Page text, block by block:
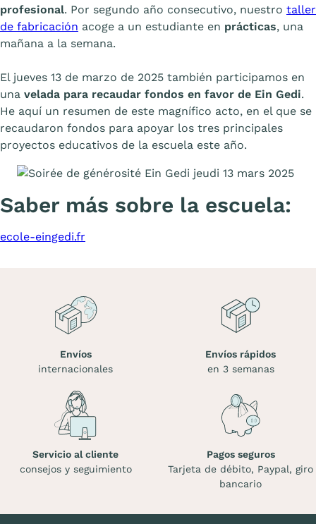
profesional. Por segundo año consecutivo, nuestro taller
de fabricación acoge a un estudiante en prácticas, una
mañana a la semana.
El jueves 13 de marzo de 2025 también participamos en
una velada para recaudar fondos en favor de Ein Gedi.
He aquí un resumen de este magnífico acto, en el que se
recaudaron fondos para apoyar los tres principales
proyectos educativos de la escuela este año.
Saber más sobre la escuela:
ecole-eingedi.fr
Envíos
internacionales
Envíos rápidos
en 3 semanas
Servicio al cliente
consejos y seguimiento
Pagos seguros
Tarjeta de débito, Paypal, giro
bancario